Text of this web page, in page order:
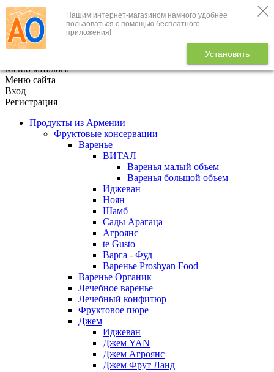
Нашим интернет-магазином намного удобнее
пользоваться с помощью бесплатного
приложения!
Установить
+7 (495) 646-888-1
В корзине
Меню каталога
Меню сайта
Вход
Регистрация
Продукты из Армении
Фруктовые консервации
Варенье
ВИТАЛ
Варенья малый объем
Варенья большой объем
Иджеван
Ноян
Шамб
Сады Арагаца
Агроянс
te Gusto
Варга - Фуд
Варенье Proshyan Food
Варенье Органик
Лечебное варенье
Лечебный конфитюр
Фруктовое пюре
Джем
Иджеван
Джем YAN
Джем Агроянс
Джем Фрут Ланд